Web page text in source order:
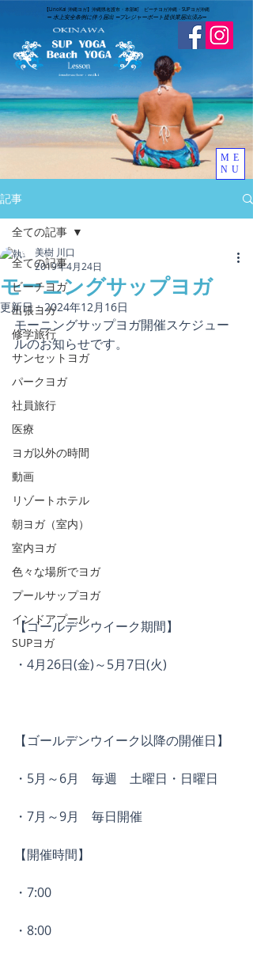
​【LinoKai 沖縄ヨガ】沖縄県名護市・本部町 ビーチヨガ沖縄・SUPヨガ沖縄
➖ 水上安全条例に伴う届出 ➖​プレジャーボート提供業届出済み➖
ME
NU
記事
全ての記事
ビーチヨガ
出張ヨガ
修学旅行
サンセットヨガ
パークヨガ
社員旅行
医療
ヨガ以外の時間
動画
リゾートホテル
朝ヨガ（室内）
室内ヨガ
色々な場所でヨガ
プールサップヨガ
インドアプール
SUPヨガ
全ての記事
モーニングサップヨガ
美樹 川口
2019年4月24日
更新日：2024年12月16日
モーニングサップヨガ開催スケジュー
ルのお知らせです。
【ゴールデンウイーク期間】
・4月26日(金)～5月7日(火)
【ゴールデンウイーク以降の開催日】
・5月～6月　毎週　土曜日・日曜日
・7月～9月　毎日開催
【開催時間】
・7:00
・8:00